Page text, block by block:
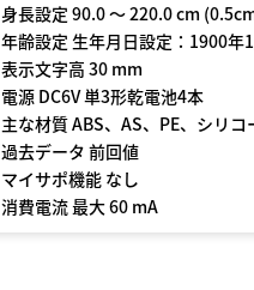
身長設定 90.0 〜 220.0 cm
年齢設定 生年月日設定：1900年
表示文字高 30 mm
電源 DC6V 単3形乾電池4本
主な材質 ABS、AS、PE、シリ
過去データ 前回値
マイサポ機能 なし
消費電流 最大 60 mA